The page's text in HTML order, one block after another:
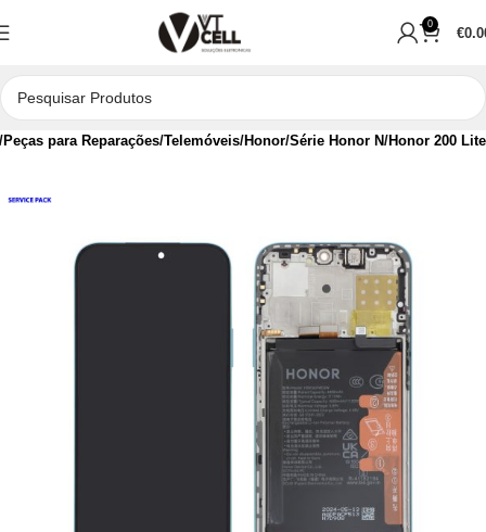
0
€
Peças para Reparações Telemóveis Honor Série Honor N Honor 200 Lite